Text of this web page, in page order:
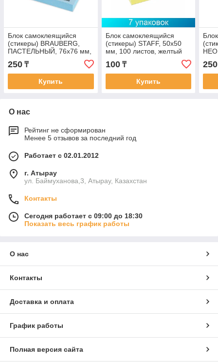
Блок самоклеящийся
(стикеры) BRAUBERG,
ПАСТЕЛЬНЫЙ, 76х76 мм,
100 листов, голубой
250 ₸
Купить
Блок самоклеящийся
(стикеры) STAFF, 50х50
мм, 100 листов, желтый
100₸
Купить
250
О нас
Рейтинг не сформирован
Менее 5 отзывов за последний год
Работает с 02.01.2012
г. Атырау
ул. Баймуханова,3, Атырау, Казахстан
Контакты
Сегодня работает с 09:00 до 18:30
Показать весь график работы
О нас
Контакты
Доставка и оплата
График работы
Полная версия сайта